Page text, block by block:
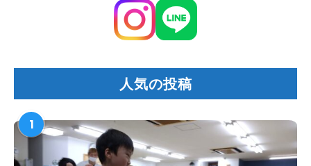
人気の投稿
1